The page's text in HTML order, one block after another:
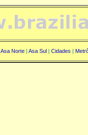
Asa Norte| Asa Sul| Cidades |